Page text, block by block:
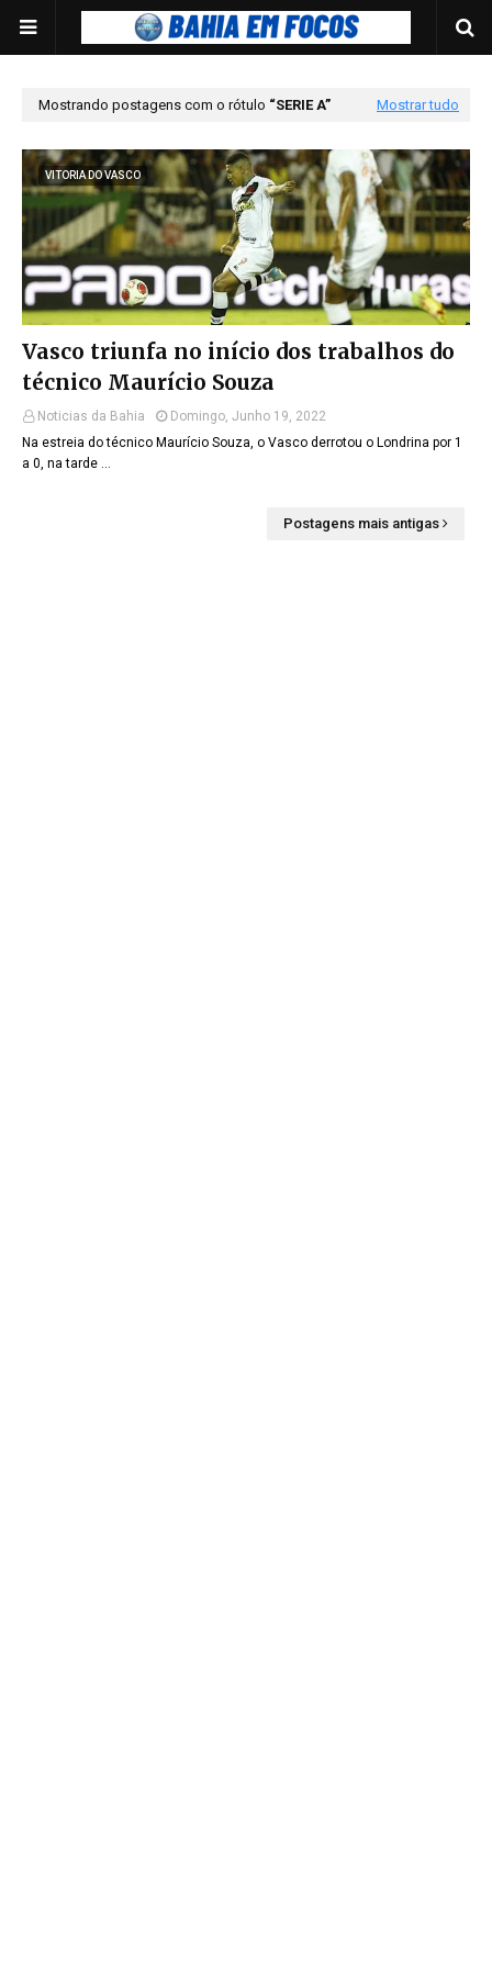
Mostrando postagens com o rótulo SERIE A Mostrar tudo
VITORIA DO VASCO
Vasco triunfa no início dos trabalhos do
técnico Maurício Souza
Noticias da Bahia
Domingo, Junho 19, 2022
Na estreia do técnico Maurício Souza, o Vasco derrotou o Londrina por 1
a 0, na tarde …
Postagens mais antigas